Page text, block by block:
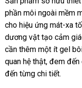
Leten
cao
cấp
5
chế
độ
rung
phần môi ngoài mềm
cho hiệu ứng mát-xa
dương vật tạo cảm
cần thêm một ít gel
quan hệ thật, đem
đến từng chi tiết.